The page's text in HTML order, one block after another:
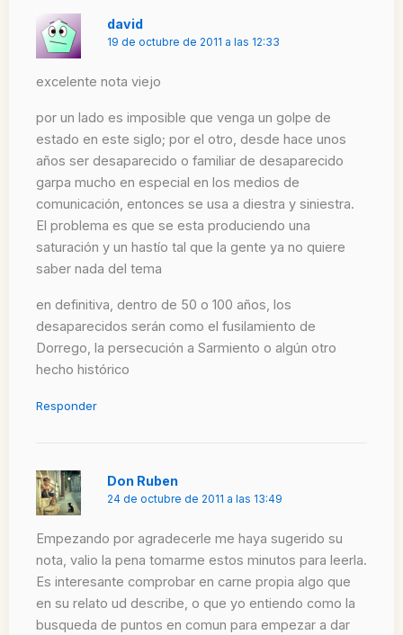
david
19 de octubre de 2011 a las 12:33
excelente nota viejo
por un lado es imposible que venga un golpe de
estado en este siglo; por el otro, desde hace unos
años ser desaparecido o familiar de desaparecido
garpa mucho en especial en los medios de
comunicación, entonces se usa a diestra y siniestra.
El problema es que se esta produciendo una
saturación y un hastío tal que la gente ya no quiere
saber nada del tema
en definitiva, dentro de 50 o 100 años, los
desaparecidos serán como el fusilamiento de
Dorrego, la persecución a Sarmiento o algún otro
hecho histórico
Responder
Don Ruben
24 de octubre de 2011 a las 13:49
Empezando por agradecerle me haya sugerido su
nota, valio la pena tomarme estos minutos para leerla.
Es interesante comprobar en carne propia algo que
en su relato ud describe, o que yo entiendo como la
busqueda de puntos en comun para empezar a dar